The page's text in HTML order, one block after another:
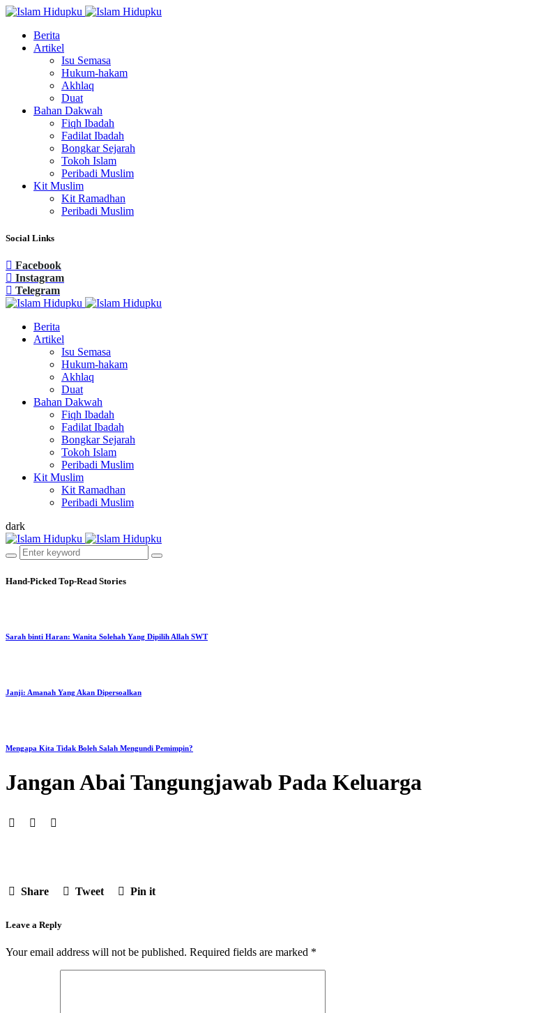
Berita
Artikel
Isu Semasa
Hukum-hakam
Akhlaq
Duat
Bahan Dakwah
Fiqh Ibadah
Fadilat Ibadah
Bongkar Sejarah
Tokoh Islam
Peribadi Muslim
Kit Muslim
Kit Ramadhan
Peribadi Muslim
Social Links
Facebook
Instagram
Telegram
Berita
Artikel
Isu Semasa
Hukum-hakam
Akhlaq
Duat
Bahan Dakwah
Fiqh Ibadah
Fadilat Ibadah
Bongkar Sejarah
Tokoh Islam
Peribadi Muslim
Kit Muslim
Kit Ramadhan
Peribadi Muslim
dark
Hand-Picked Top-Read Stories
Sarah binti Haran: Wanita Solehah Yang Dipilih Allah SWT
Janji: Amanah Yang Akan Dipersoalkan
Mengapa Kita Tidak Boleh Salah Mengundi Pemimpin?
Jangan Abai Tangungjawab Pada Keluarga
Share Tweet Pin it
Leave a Reply
Your email address will not be published. Required fields are marked *